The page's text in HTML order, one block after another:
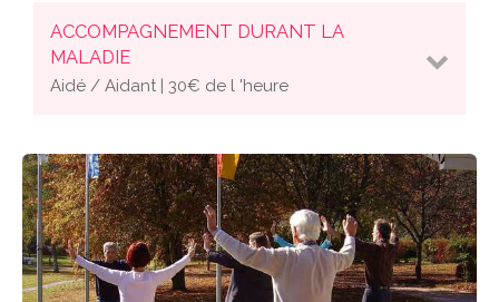
ACCOMPAGNEMENT DURANT LA
MALADIE
Aidé / Aidant | 30€ de l 'heure